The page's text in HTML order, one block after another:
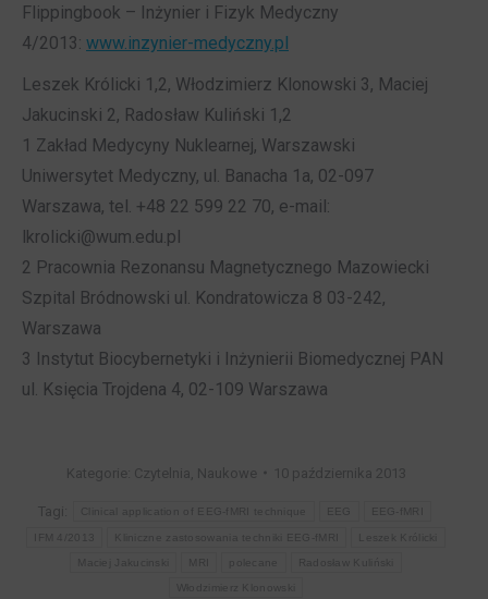
Flippingbook – Inżynier i Fizyk Medyczny
4/2013: www.inzynier-medyczny.pl
Leszek Królicki 1,2, Włodzimierz Klonowski 3, Maciej
Jakucinski 2, Radosław Kuliński 1,2
1 Zakład Medycyny Nuklearnej, Warszawski
Uniwersytet Medyczny, ul. Banacha 1a, 02-097
Warszawa, tel. +48 22 599 22 70, e-mail:
lkrolicki@wum.edu.pl
2 Pracownia Rezonansu Magnetycznego Mazowiecki
Szpital Bródnowski ul. Kondratowicza 8 03-242,
Warszawa
3 Instytut Biocybernetyki i Inżynierii Biomedycznej PAN
ul. Księcia Trojdena 4, 02-109 Warszawa
Kategorie: Czytelnia Naukowe 10 października 2013
Tagi: Clinical application of EEG-fMRI technique EEG EEG-fMRI
IFM 4/2013 Kliniczne zastosowania techniki EEG-fMRI
Maciej Jakucinski MRI Radosław Kuliński